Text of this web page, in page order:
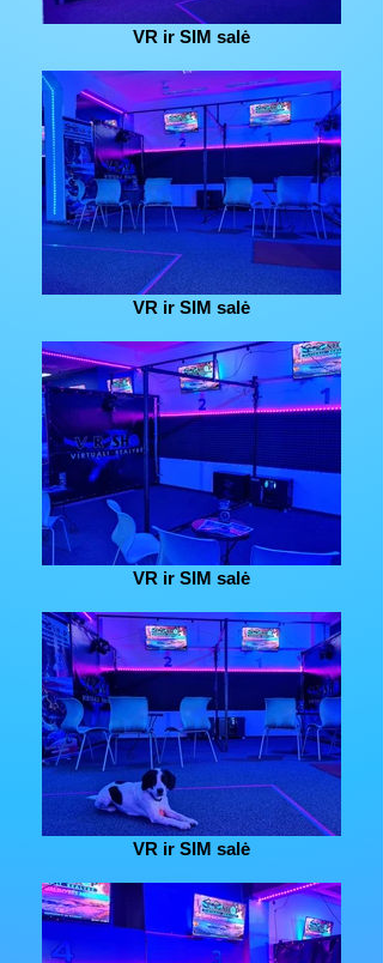
VR ir SIM salė
VR ir SIM salė
VR ir SIM salė
VR ir SIM salė